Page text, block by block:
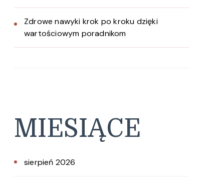
Zdrowe nawyki krok po kroku dzięki
wartościowym poradnikom
MIESIĄCE
sierpień 2026